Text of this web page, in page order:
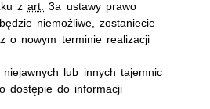
zart.
3a ustawy prawo
niemożliwe, zostaniecie
o nowym terminie realizacji
lub innych tajemnic
dostępie do informacji